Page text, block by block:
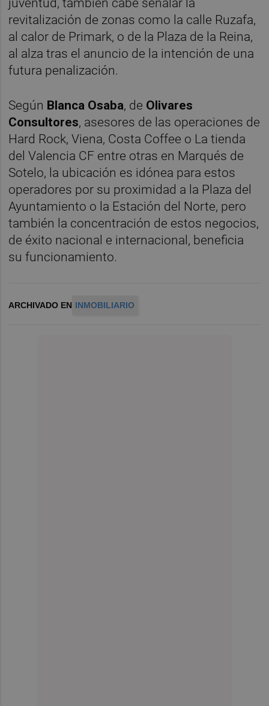
juventud, también cabe señalar la
revitalización de zonas como la calle Ruzafa,
al calor de Primark, o de la Plaza de la Reina,
al alza tras el anuncio de la intención de una
futura penalización.
Según Blanca Osaba, de Olivares
Consultores, asesores de las operaciones de
Hard Rock, Viena, Costa Coffee o La tienda
del Valencia CF entre otras en Marqués de
Sotelo, la ubicación es idónea para estos
operadores por su proximidad a la Plaza del
Ayuntamiento o la Estación del Norte, pero
también la concentración de estos negocios,
de éxito nacional e internacional, beneficia
su funcionamiento.
ARCHIVADO EN INMOBILIARIO